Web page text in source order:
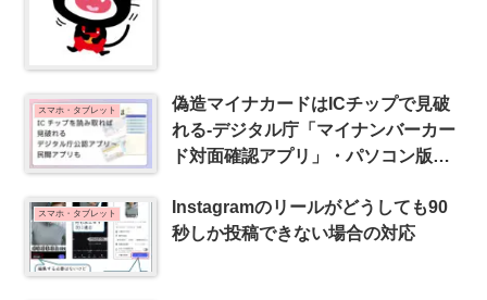
スマホ・タブレット
偽造マイナカードはICチップで見破
れる-デジタル庁「マイナンバーカー
ド対面確認アプリ」・パソコン版ア
スマホ・タブレット
Instagramのリールがどうしても90
秒しか投稿できない場合の対応